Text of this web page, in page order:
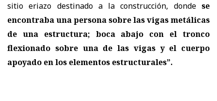
sitio eriazo destinado a la construcción, donde se
encontraba una persona sobre las vigas metálicas
de una estructura; boca abajo con el tronco
flexionado sobre una de las vigas y el cuerpo
apoyado en los elementos estructurales”.